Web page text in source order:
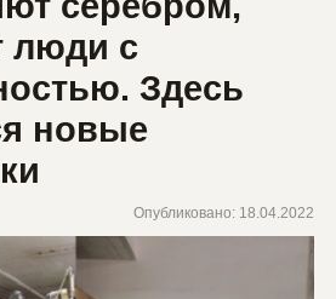
люди с
Здесь
новые
Опубликовано: 18.04.2022